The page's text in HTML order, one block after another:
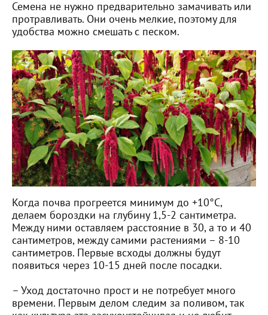
Семена не нужно предварительно замачивать или
протравливать. Они очень мелкие, поэтому для
удобства можно смешать с песком.
Когда почва прогреется минимум до +10°С,
делаем бороздки на глубину 1,5-2 сантиметра.
Между ними оставляем расстояние в 30, а то и 40
сантиметров, между самими растениями – 8-10
сантиметров. Первые всходы должны будут
появиться через 10-15 дней после посадки.
– Уход достаточно прост и не потребует много
времени. Первым делом следим за поливом, так